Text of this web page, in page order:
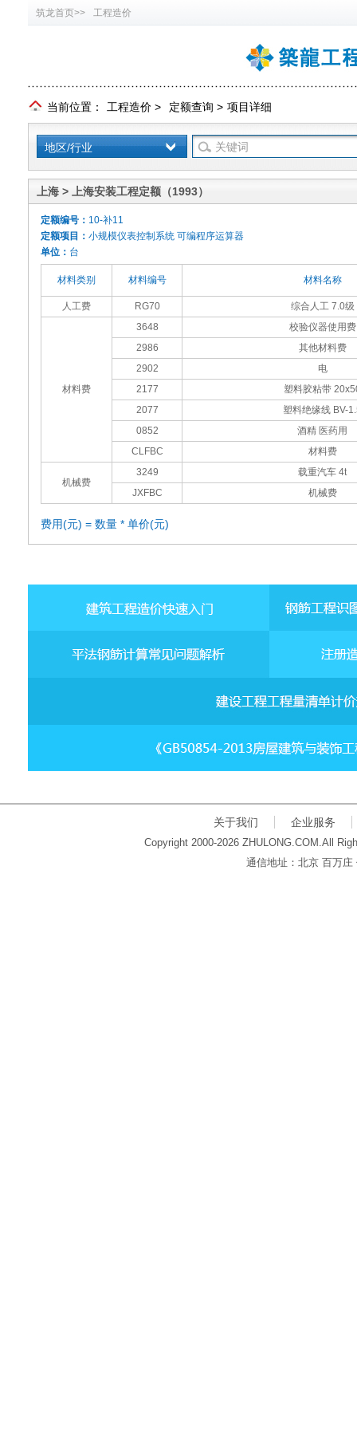
筑龙首页>> 工程造价
当前位置： 工程造价 > 定额查询 > 项目详细
地区/行业
上海 > 上海安装工程定额（1993）
定额编号： 10-补11
定额项目： 小规模仪表控制系统 可编程序运算器
单位： 台
材料类别 材料编号 材料名称
人工费 RG70 综合人工 7.0级
材料费
3648
校验仪器使用费
2986
其他材料费
2902
电
2177
塑料胶粘带
2077
塑料绝缘线 BV-
0852
酒精 医药用
CLFBC
材料费
机械费
3249
载重汽车 4t
JXFBC
机械费
费用(元) = 数量 * 单价(元)
关于我们 企业服务
Copyright 2000-2026 ZHULONG.COM.All
通信地址：北京 百万